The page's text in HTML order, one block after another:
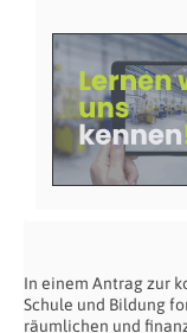
In einem Antrag zur
Schule und Bildung
räumlichen und